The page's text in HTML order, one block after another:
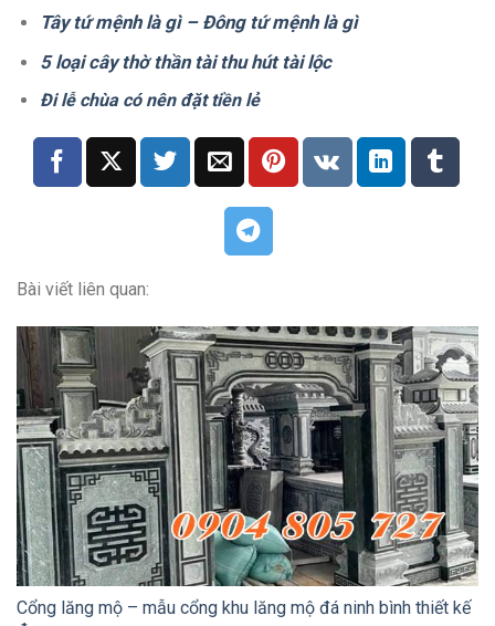
Tây tứ mệnh là gì – Đông tứ mệnh là gì
5 loại cây thờ thần tài thu hút tài lộc
Đi lễ chùa có nên đặt tiền lẻ
Bài viết liên quan:
Cổng lăng mộ – mẫu cổng khu lăng mộ đá ninh bình thiết kế